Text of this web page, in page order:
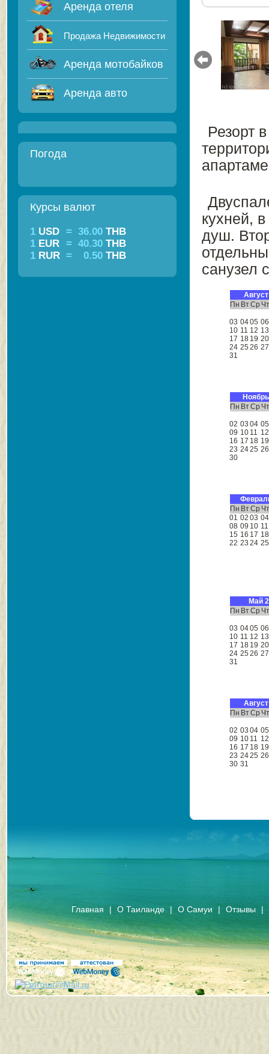
Аренда отеля
Продажа Недвижимости
Аренда мотобайков
Аренда авто
Погода
Курсы валют
1 USD = 36.00 THB
1 EUR = 40.30 THB
1 RUR = 0.50 THB
Резорт
кухней,
душ.
санузел
Пн ВтСр
03 0405 06
10 11 12 13
17 18 19 20
24 25 26 27
31
Пн ВтСр
02 03 04 05
09 10 11 12
16 17 18 19
23 2425 26
30
Пн ВтСр
01 02 03 04
08 09 10 11
15 16 17 18
22 23 24 25
Май
Пн ВтСр
03 0405 06
10 11 12 13
17 18 19 20
24 25 26 27
31
Пн ВтСр
02 03 04 05
09 10 11 12
16 17 18 19
23 2425 26
30 31
Главная | О Таиланде | О Самуи | Отзывы |